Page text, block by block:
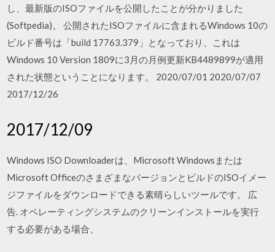
し、最新版のISOファイルを公開したことが分かりました
(Softpedia)。 公開されたISOファイルに含まれるWindows 10の
ビルド番号は「build 17763.379」となっており、これは
Windows 10 Version 1809に3月の月例更新KB4489899が適用
された状態ということになります。 2020/07/01 2020/07/07
2017/12/26
2017/12/09
Windows ISO Downloaderは、Microsoft Windowsまたは
Microsoft OfficeのさまざまなバージョンとビルドのISOイメー
ジファイルをダウンロードできる素晴らしいツールです。 広
告. オペレーティングシステムのクリーンインストールを実行
する必要がある場合、